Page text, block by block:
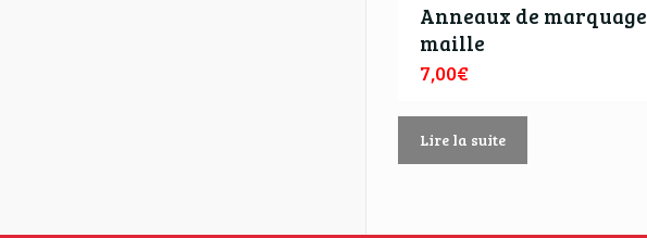
Anneaux de marquage
maille
7,00€
Lire la suite